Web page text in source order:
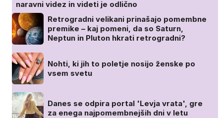
naravni videz in videti je odlično
Retrogradni velikani prinašajo pomembne
premike – kaj pomeni, da so Saturn,
Neptun in Pluton hkrati retrogradni?
Nohti, ki jih to poletje nosijo ženske po
vsem svetu
Danes se odpira portal 'Levja vrata', gre
za enega najpomembnejših dni v letu